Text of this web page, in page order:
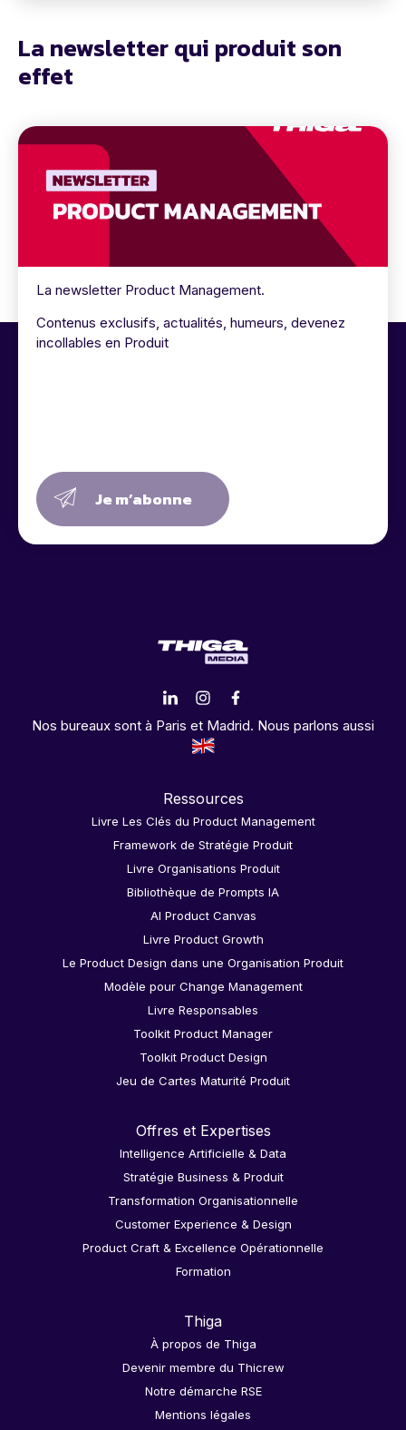
La newsletter qui produit son
effet
La newsletter Product Management.
Contenus exclusifs, actualités, humeurs, devenez
incollables en Produit
Je m’abonne
Nos bureaux sont à Paris et Madrid. Nous parlons aussi
Ressources
Livre Les Clés du Product Management
Framework de Stratégie Produit
Livre Organisations Produit
Bibliothèque de Prompts IA
AI Product Canvas
Livre Product Growth
Le Product Design dans une Organisation Produit
Modèle pour Change Management
Livre Responsables
Toolkit Product Manager
Toolkit Product Design
Jeu de Cartes Maturité Produit
Offres et Expertises
Intelligence Artificielle & Data
Stratégie Business & Produit
Transformation Organisationnelle
Customer Experience & Design
Product Craft & Excellence Opérationnelle
Formation
Thiga
À propos de Thiga
Devenir membre du Thicrew
Notre démarche RSE
Mentions légales